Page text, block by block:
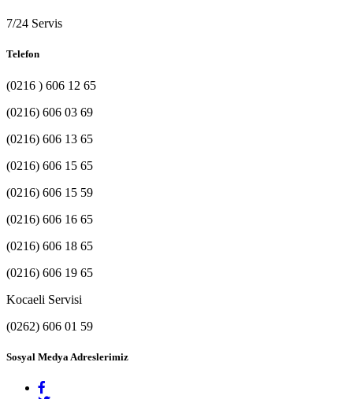
7/24 Servis
Telefon
(0216 ) 606 12 65
(0216) 606 03 69
(0216) 606 13 65
(0216) 606 15 65
(0216) 606 15 59
(0216) 606 16 65
(0216) 606 18 65
(0216) 606 19 65
Kocaeli Servisi
(0262) 606 01 59
Sosyal Medya Adreslerimiz